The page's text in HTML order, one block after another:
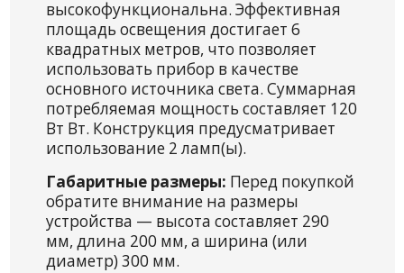
высокофункциональна. Эффективная
площадь освещения достигает 6
квадратных метров, что позволяет
использовать прибор в качестве
основного источника света. Суммарная
потребляемая мощность составляет 120
Вт Вт. Конструкция предусматривает
использование 2 ламп(ы).
Габаритные размеры: Перед покупкой
обратите внимание на размеры
устройства — высота составляет 290
мм, длина 200 мм, а ширина (или
диаметр) 300 мм.